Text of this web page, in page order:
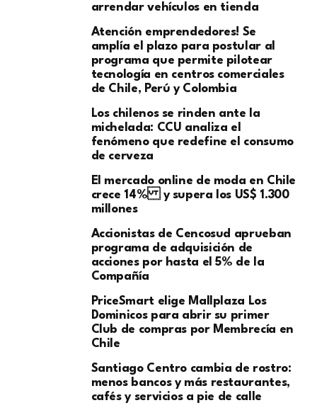
arrendar vehículos en tienda
Atención emprendedores! Se
amplía el plazo para postular al
programa que permite pilotear
tecnología en centros comerciales
de Chile, Perú y Colombia
Los chilenos se rinden ante la
michelada: CCU analiza el
fenómeno que redefine el consumo
de cerveza
El mercado online de moda en Chile
crece 14% y supera los US$ 1.300
millones
Accionistas de Cencosud aprueban
programa de adquisición de
acciones por hasta el 5% de la
Compañía
PriceSmart elige Mallplaza Los
Dominicos para abrir su primer
Club de compras por Membrecía en
Chile
Santiago Centro cambia de rostro:
menos bancos y más restaurantes,
cafés y servicios a pie de calle